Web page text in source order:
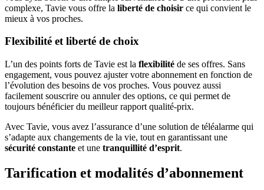
complexe, Tavie vous offre la liberté de choisir ce qui convient le
mieux à vos proches.
Flexibilité et liberté de choix
L’un des points forts de Tavie est la flexibilité de ses offres. Sans
engagement, vous pouvez ajuster votre abonnement en fonction de
l’évolution des besoins de vos proches. Vous pouvez aussi
facilement souscrire ou annuler des options, ce qui permet de
toujours bénéficier du meilleur rapport qualité-prix.
Avec Tavie, vous avez l’assurance d’une solution de téléalarme qui
s’adapte aux changements de la vie, tout en garantissant une
sécurité constante et une tranquillité d’esprit.
Tarification et modalités d’abonnement